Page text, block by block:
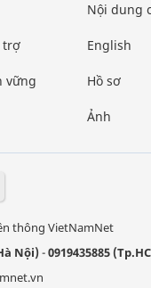
trợ
vững
Nội dung
English
Hồ sơ
Ảnh
thông VietNamNet
Nội)-0919435885